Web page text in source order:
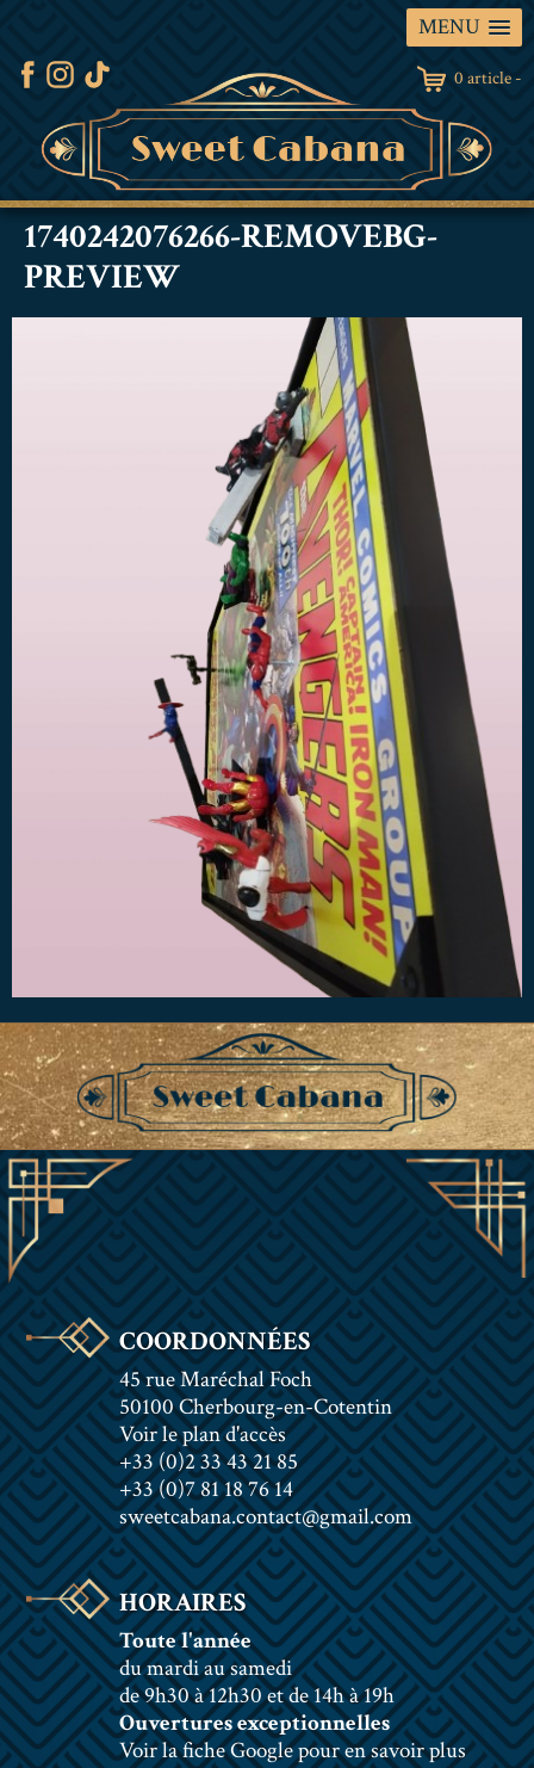
MENU
0 article -
1740242076266-REMOVEBG-
PREVIEW
COORDONNÉES
45 rue Maréchal Foch
50100 Cherbourg-en-Cotentin
Voir le plan d'accès
+33 (0)2 33 43 21 85
+33 (0)7 81 18 76 14
sweetcabana.contact@gmail.com
HORAIRES
Toute l'année
du mardi au samedi
de 9h30 à 12h30 et de 14h à 19h
Ouvertures exceptionnelles
Voir la fiche Google pour en savoir plus